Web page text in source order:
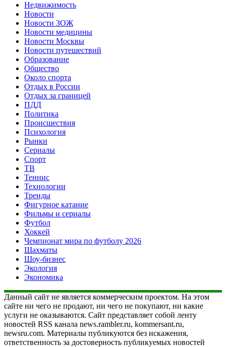
Недвижимость
Новости
Новости ЗОЖ
Новости медицины
Новости Москвы
Новости путешествий
Образование
Общество
Около спорта
Отдых в России
Отдых за границей
ПДД
Политика
Происшествия
Психология
Рынки
Сериалы
Спорт
ТВ
Теннис
Технологии
Тренды
Фигурное катание
Фильмы и сериалы
Футбол
Хоккей
Чемпионат мира по футболу 2026
Шахматы
Шоу-бизнес
Экология
Экономика
Данный сайт не является коммерческим проектом. На этом
сайте ни чего не продают, ни чего не покупают, ни какие
услуги не оказываются. Сайт представляет собой ленту
новостей RSS канала news.rambler.ru, kommersant.ru,
newsru.com. Материалы публикуются без искажения,
ответственность за достоверность публикуемых новостей